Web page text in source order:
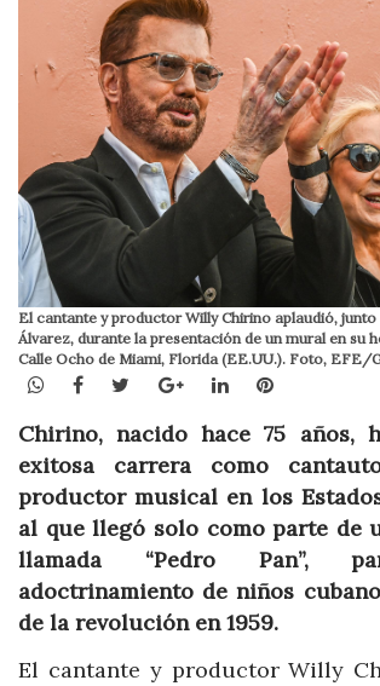
El cantante y productor Willy Chirino aplaudió, junto
Álvarez, durante la presentación de un mural en su
Calle Ocho de Miami, Florida (EE.UU.). Foto, EFE/
WhatsApp
Facebook
TwitterGoogle+LinkedInPinterest
Chirino, nacido hace 75 años,
exitosa carrera como
productor musical en los
al que llegó solo como parte de
llamada “Pedro Pan”,
adoctrinamiento de niños
de la revolución en 1959.
El cantante y productor Willy